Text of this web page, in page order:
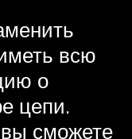
всю
о
цепи.
сможете